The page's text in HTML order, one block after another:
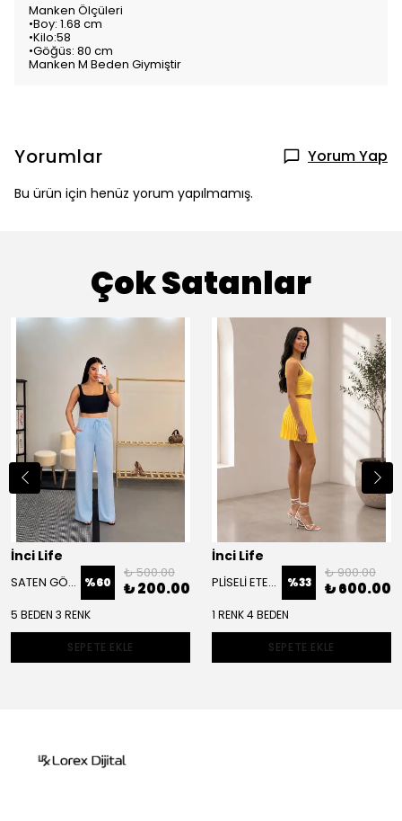
Manken Ölçüleri
•Boy: 1.68 cm
•Kilo:58
•Göğüs: 80 cm
Manken M Beden Giymiştir
Yorumlar Yorum Yap
Bu ürün için henüz yorum yapılmamış.
Çok Satanlar
İnci Life
SATEN GÖRÜNÜMLÜ PANTOLON %60
₺ 500.00
₺ 200.00
5 BEDEN 3 RENK
SEPETE EKLE
İnci Life
PLİSELİ ETEK BÜSTİYER TAKIM %33
₺ 900.00
₺ 600.00
1 RENK 4 BEDEN
SEPETE EKLE